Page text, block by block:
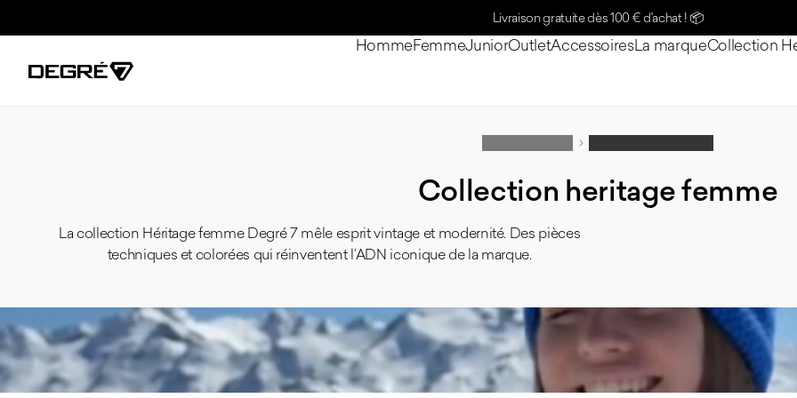
Livraison gratuite dès 100 € d'achat ! 📦
HommeFemmeJuniorOutletAccessoiresLa marqueCollection
Collection heritage femme
La collection Héritage femme Degré 7 mêle esprit vintage et modernité. Des pièces
techniques et colorées qui réinventent l’ADN iconique de la marque.